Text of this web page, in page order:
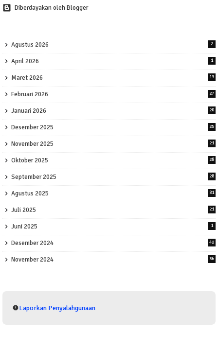
Diberdayakan oleh Blogger
Agustus 2026 2
April 2026 1
Maret 2026 13
Februari 2026 27
Januari 2026 20
Desember 2025 25
November 2025 21
Oktober 2025 28
September 2025 28
Agustus 2025 81
Juli 2025 21
Juni 2025 1
Desember 2024 42
November 2024 36
Laporkan Penyalahgunaan